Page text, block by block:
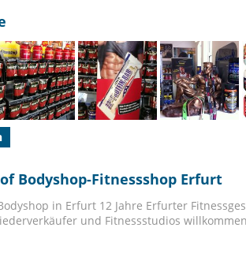
Bodyshop-Fitnessshop Erfurt
in Erfurt 12 Jahre Erfurter
und Fitnessstudios